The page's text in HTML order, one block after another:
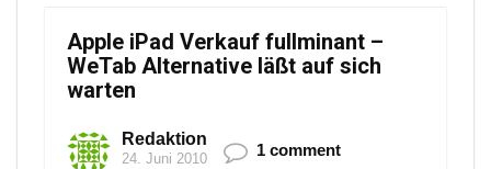
Apple iPad Verkauf fullminant –
WeTab Alternative läßt auf sich
warten
Redaktion
24. Juni 2010 1 comment